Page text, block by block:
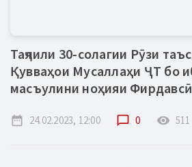
Таҷлили 30-солагии Рӯзи
Қувваҳои Мусаллаҳи ҶТ бо
масъулини ноҳияи Фирдавсӣ
date_range 24.02.2023, 12:00 chat_bubble_outline 0 remove_red_eye 511